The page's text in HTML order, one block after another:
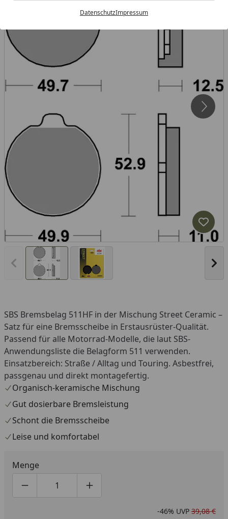
DatenschutzImpressum
Vorheriges Bild anzeigen
SBS Bremsbelag 511HF in der Mischung Street Ceramic –
Satz für eine Bremsscheibe in Erstausrüster-Qualität.
Passend für alle Motorrad-Modelle, die laut SBS-
Anwendungsliste die Belagform 511 verwenden.
Einsatzbereich: Straße / Alltag und Touring. Asbestfrei,
passgenau und direkt montagefertig.
Organisch-keramische Mischung
Gut dosierbare Bremsleistung
Schont die Bremsscheibe
Leise und komfortabel
Menge
Produktmenge um eins verringern
Produktmenge manuell eingeben
Produktmenge um eins erhöhen
-46% UVP 39,08 €